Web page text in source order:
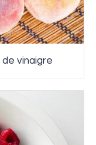
vinaigre